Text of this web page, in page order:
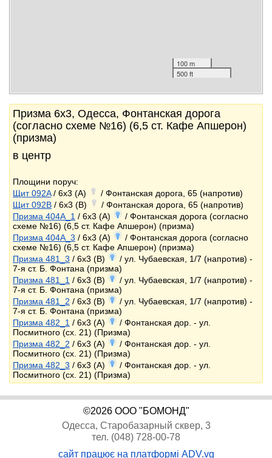
100 m
500 ft
Призма 6x3, Одесса, Фонтанская дорога
(согласно схеме №16) (6,5 ст. Кафе Апшерон)
(призма)
в центр
Площини поруч:
Щит 092A/ 6x3 (A)
/ Фонтанская дорога, 65 (напротив)
Щит 092B / 6x3 (B)
/ Фонтанская дорога, 65 (напротив)
Призма 404A_1 / 6x3 (A)
/ Фонтанская дорога (согласно
схеме №16) (6,5 ст. Кафе Апшерон) (призма)
Призма 404A_3 / 6x3 (A)
/ Фонтанская дорога (согласно
схеме №16) (6,5 ст. Кафе Апшерон) (призма)
Призма 481_3 / 6x3 (B)
/ ул. Чубаевская, 1/7 (напротив) -
7-я ст. Б. Фонтана (призма)
Призма 481_1 / 6x3 (B)
/ ул. Чубаевская, 1/7 (напротив) -
7-я ст. Б. Фонтана (призма)
Призма 481_2 / 6x3 (B)
/ ул. Чубаевская, 1/7 (напротив) -
7-я ст. Б. Фонтана (призма)
Призма 482_1 / 6x3 (A)
/ Фонтанская дор. - ул.
Посмитного (сх. 21) (Призма)
Призма 482_2 / 6x3 (A)
/ Фонтанская дор. - ул.
Посмитного (сх. 21) (Призма)
Призма 482_3 / 6x3 (A)
/ Фонтанская дор. - ул.
Посмитного (сх. 21) (Призма)
©2026 ООО "БОМОНД"
Одесса, Старобазарный сквер, 3
тел. (048) 728-00-78
сайт працює на платформі ADV.vg